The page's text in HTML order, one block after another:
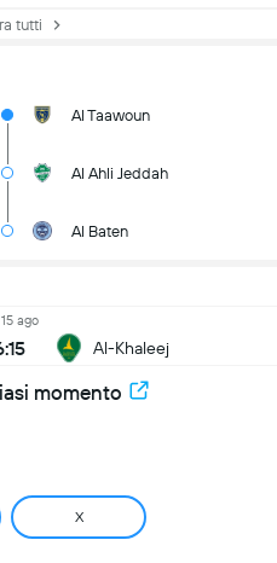
ago
Al-Khaleej
momento
X
tutti
Al Taawoun
Al Ahli Jeddah
Al Baten